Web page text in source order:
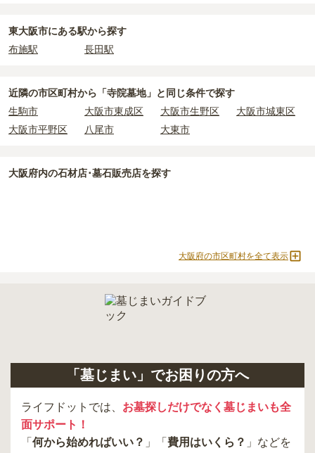
・ 開眼法要の費用 ：お墓を新しく建てた際に行う儀式のための費
用。僧侶に渡すお布施がかかります。
・納骨式の費用
：お墓に遺骨を納める儀式のための費用。僧侶に渡
・年間管理費：お墓の管理費。契約後、毎年発生するケースがあり
正確な費用は、区画や石材の選び方によって大きく変わるため、見
必ず確認することをおすすめします。
てお墓を探すのがおすすめです。
1人用区画あり
2人用区画あり
東大阪市にある駅から探す
布施駅
長田駅
近隣の市区町村から 「寺院墓地」と 同じ条件で探す
生駒市
大阪市東成区 大阪市生野区
大阪市城東区
大阪市平野区
八尾市 大東市
大阪府内の石材店･墓石販売店を探す
大阪府の市区町村を全て表示
「墓じまい」でお困りの方へ
ライフドットでは、 お墓探しだけでなく墓じまいも全
面サポート！
「 何から始めればいい？ 」「 費用はいくら？ 」などを